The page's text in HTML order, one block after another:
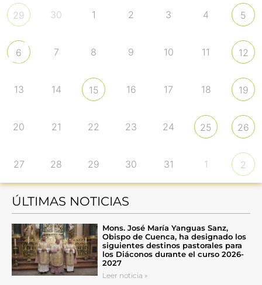
29 30 1 2 3 4 5
6 7 8 9 10 11 12
13 14 15 16 17 18 19
20 21 22 23 24 25 26
27 28 29 30 31 1 2
ÚLTIMAS NOTICIAS
Mons. José María Yanguas Sanz,
Obispo de Cuenca, ha designado los
siguientes destinos pastorales para
los Diáconos durante el curso 2026-
2027
Leer noticia »